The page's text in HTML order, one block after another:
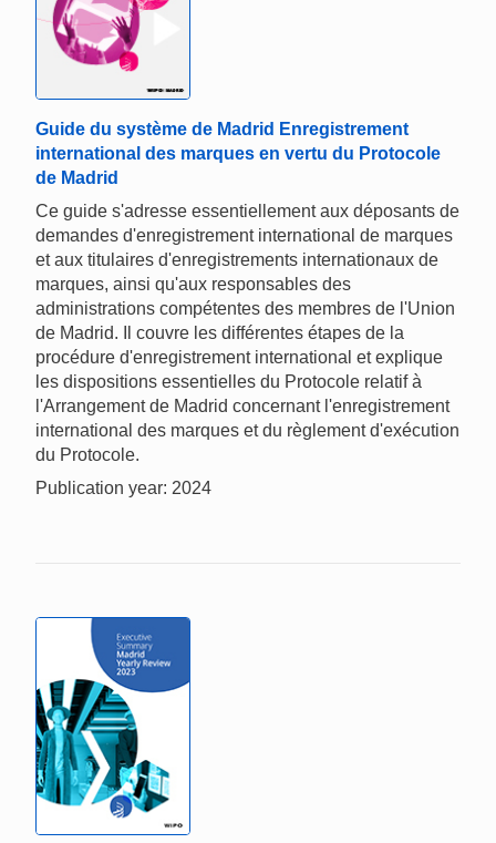
Guide du système de Madrid Enregistrement
international des marques en vertu du Protocole
de Madrid
Ce guide s'adresse essentiellement aux déposants de
demandes d'enregistrement international de marques
et aux titulaires d'enregistrements internationaux de
marques, ainsi qu'aux responsables des
administrations compétentes des membres de l'Union
de Madrid. Il couvre les différentes étapes de la
procédure d'enregistrement international et explique
les dispositions essentielles du Protocole relatif à
l'Arrangement de Madrid concernant l'enregistrement
international des marques et du règlement d'exécution
du Protocole.
Publication year: 2024